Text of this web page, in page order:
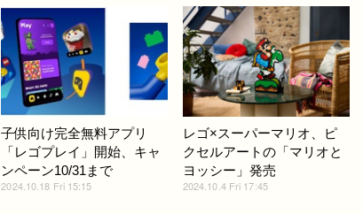
子供向け完全無料アプリ
「レゴプレイ」開始、キャ
ンペーン10/31まで
2024.10.18 Fri 15:15
レゴ×スーパーマリオ、ピ
クセルアートの「マリオと
ヨッシー」発売
2024.10.4 Fri 17:45